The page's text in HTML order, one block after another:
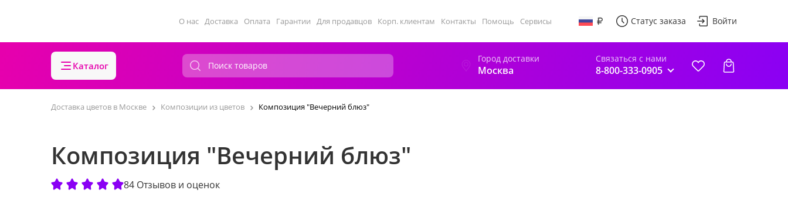
О нас Доставка Оплата Гарантии Для продавцов Корп. клиентам Контакты Помощь Сервисы Статус заказа Войти
Каталог
Город доставки
Москва
Связаться с нами
8-800-333-0905
Доставка цветов в Москве Композиции из цветов Композиция "Вечерний блюз"
Композиция "Вечерний блюз"
84 Отзывов и оценок